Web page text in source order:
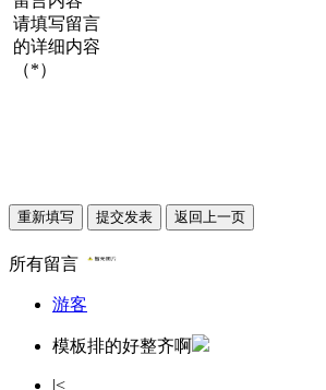
请填写留言
的详细内容
（*）
所有留言
游客
模板排的好整齐啊
|<